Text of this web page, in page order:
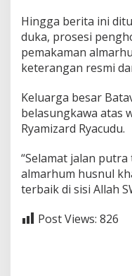
Hingga berita ini
duka, prosesi
pemakaman
keterangan resmi
Keluarga besar
belasungkawa atas
Ryamizard Ryacudu.
“Selamat jalan
almarhum husnul
terbaik di sisi Allah
Post Views: 826